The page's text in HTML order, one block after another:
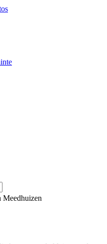
Meedhuizen